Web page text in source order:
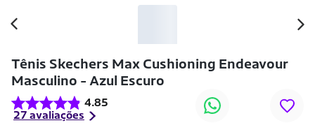
Tênis Skechers Max Cushioning Endeavour
Masculino - Azul Escuro
4.85
27 avaliações